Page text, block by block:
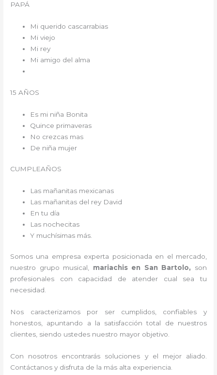
PAPÁ
Mi querido cascarrabias
Mi viejo
Mi rey
Mi amigo del alma
15 AÑOS
Es mi niña Bonita
Quince primaveras
No crezcas mas
De niña mujer
CUMPLEAÑOS
Las mañanitas mexicanas
Las mañanitas del rey David
En tu día
Las nochecitas
Y muchísimas más.
Somos una empresa experta posicionada en el mercado,
nuestro grupo musical, mariachis en San Bartolo, son
profesionales con capacidad de atender cual sea tu
necesidad.
Nos caracterizamos por ser cumplidos, confiables y
honestos, apuntando a la satisfacción total de nuestros
clientes, siendo ustedes nuestro mayor objetivo.
Con nosotros encontrarás soluciones y el mejor aliado.
Contáctanos y disfruta de la más alta experiencia.